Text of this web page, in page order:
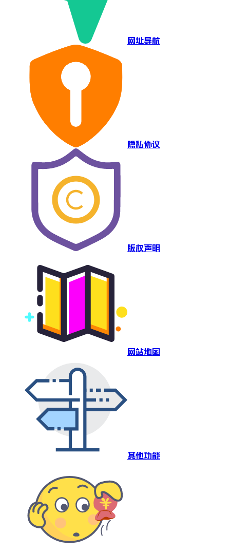
网址导航
隐私协议
版权声明
网站地图
其他功能